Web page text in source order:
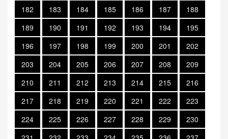
182
183 184 185 186 187
188
189
190 191 192 193 194
195
196
197 198 199 200 201
202
203
204 205 206 207 208
209
210
211 212 213 214 215
216
217
218 219 220 221 222
223
224
225 226 227 228 229
230